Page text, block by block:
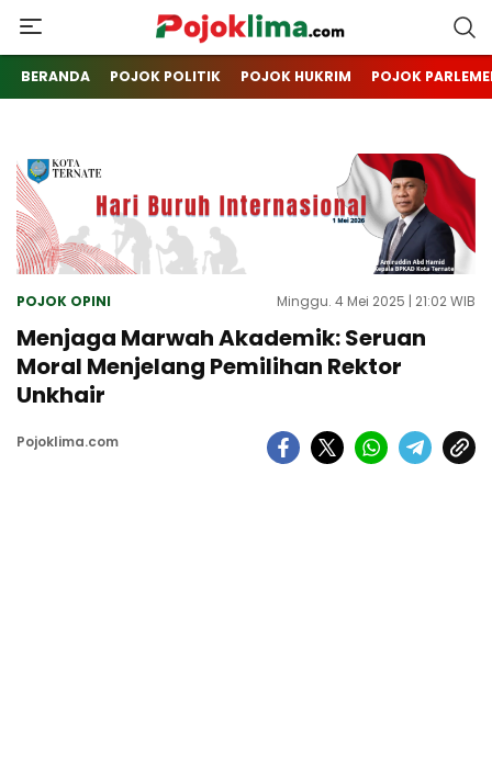
pojoklima.com
Mojokin
BERANDA POJOK POLITIK POJOK HUKRIM POJOK
POJOK OPINI Minggu. 4 Mei 2025 | 21:02 WIB
Menjaga Marwah Akademik: Seruan
Moral Menjelang Pemilihan Rektor
Unkhair
Pojoklima.com